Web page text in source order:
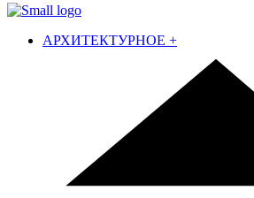
АРХИТЕКТУРНОЕ +